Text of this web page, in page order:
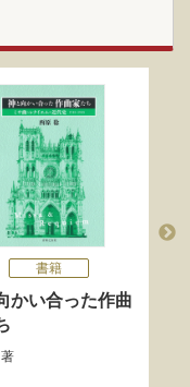
書籍
かい合った作曲